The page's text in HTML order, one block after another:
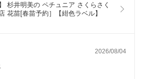
杉井明美の ペチュニア さくらさく
花苗[春苗予約］【紺色ラベル】
2026/08/04